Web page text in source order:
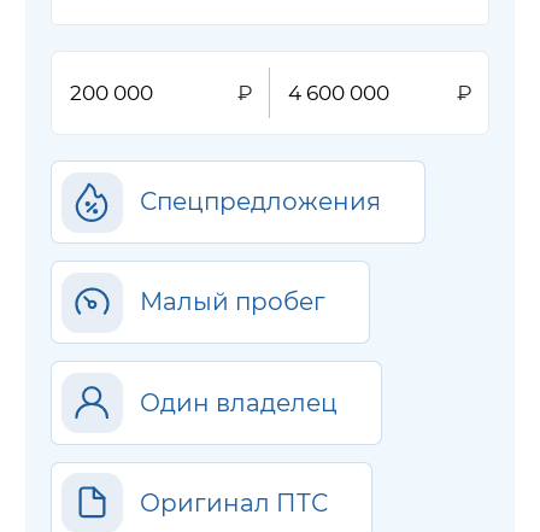
Спецпредложения
Малый пробег
Один владелец
Оригинал ПТС